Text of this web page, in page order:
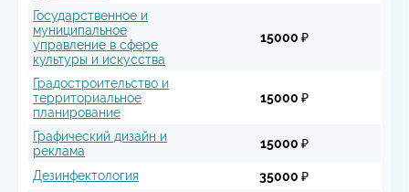
Государственное и
муниципальное
управление в сфере
культуры и искусства
15000 ₽
Градостроительство и
территориальное
планирование
15000 ₽
Графический дизайн и
реклама
15000 ₽
Дезинфектология
35000 ₽